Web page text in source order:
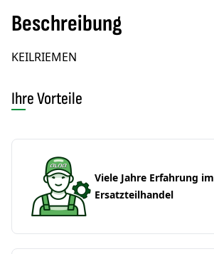
Beschreibung
KEILRIEMEN
Ihre Vorteile
Viele Jahre Erfahrung im
Ersatzteilhandel